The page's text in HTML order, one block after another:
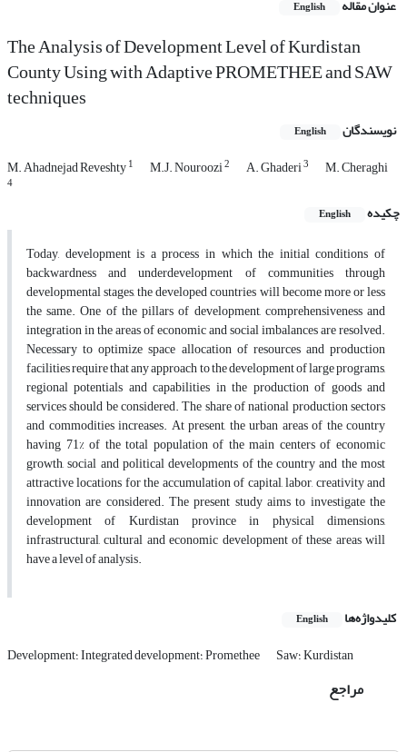
عنوان مقاله English
The Analysis of Development Level of Kurdistan
County Using with Adaptive PROMETHEE and SAW
techniques
نویسندگان English
M. Ahadnejad Reveshty1 M.J. Nouroozi2 A. Ghaderi3 M. Cheraghi
4
چکیده English
Today, development is a process in which the initial conditions of
backwardness and underdevelopment of communities through
developmental stages, the developed countries will become more or less
the same. One of the pillars of development, comprehensiveness and
integration in the areas of economic and social imbalances are resolved.
Necessary to optimize space allocation of resources and production
facilities require that any approach to the development of large programs,
regional potentials and capabilities in the production of goods and
services should be considered. The share of national production sectors
and commodities increases. At present, the urban areas of the country
having 71% of the total population of the main centers of economic
growth, social and political developments of the country and the most
attractive locations for the accumulation of capital, labor, creativity and
innovation are considered. The present study aims to investigate the
development of Kurdistan province in physical dimensions,
infrastructural, cultural and economic development of these areas will
have a level of analysis.
کلیدواژه‌ها English
Development؛ Integrated development؛ Promethee Saw؛ Kurdistan
مراجع